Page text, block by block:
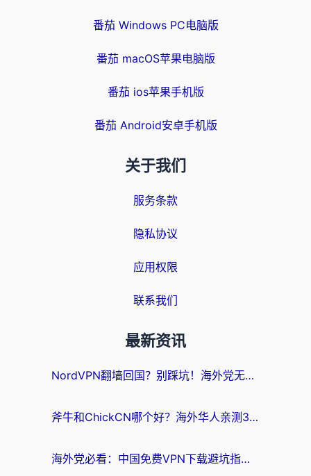
番茄 Windows PC电脑版
番茄 macOS苹果电脑版
番茄 ios苹果手机版
番茄 Android安卓手机版
关于我们
服务条款
隐私协议
应用权限
联系我们
最新资讯
NordVPN翻墙回国？别踩坑！海外党无缝访问国内资源的真实指南
斧牛和ChickCN哪个好？海外华人亲测3款回国加速器+免费试用攻略
海外党必看：中国免费VPN下载避坑指南 + 无缝访问国内资源的终极方案